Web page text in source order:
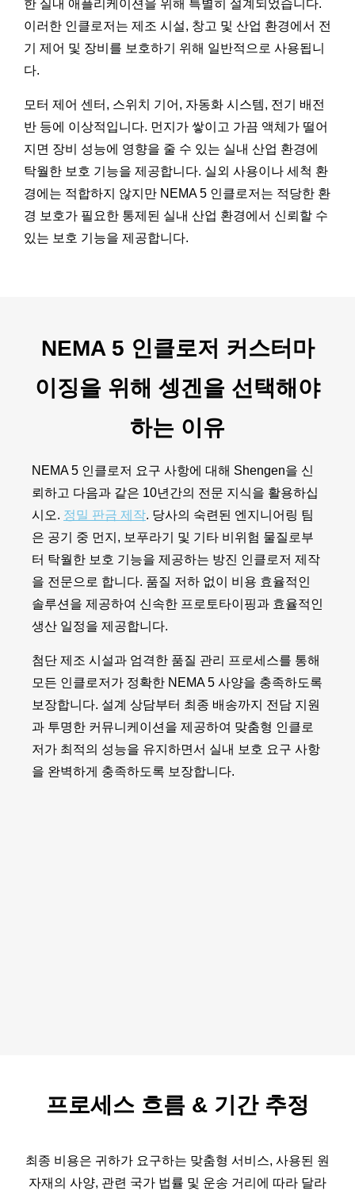
한 실내 애플리케이션을 위해 특별히 설계되었습니다.
이러한 인클로저는 제조 시설, 창고 및 산업 환경에서 전
기 제어 및 장비를 보호하기 위해 일반적으로 사용됩니
다.
모터 제어 센터, 스위치 기어, 자동화 시스템, 전기 배전
반 등에 이상적입니다. 먼지가 쌓이고 가끔 액체가 떨어
지면 장비 성능에 영향을 줄 수 있는 실내 산업 환경에
탁월한 보호 기능을 제공합니다. 실외 사용이나 세척 환
경에는 적합하지 않지만 NEMA 5 인클로저는 적당한 환
경 보호가 필요한 통제된 실내 산업 환경에서 신뢰할 수
있는 보호 기능을 제공합니다.
NEMA 5 인클로저 커스터마
이징을 위해 셍겐을 선택해야
하는 이유
NEMA 5 인클로저 요구 사항에 대해 Shengen을 신
뢰하고 다음과 같은 10년간의 전문 지식을 활용하십
시오. 정밀 판금 제작. 당사의 숙련된 엔지니어링 팀
은 공기 중 먼지, 보푸라기 및 기타 비위험 물질로부
터 탁월한 보호 기능을 제공하는 방진 인클로저 제작
을 전문으로 합니다. 품질 저하 없이 비용 효율적인
솔루션을 제공하여 신속한 프로토타이핑과 효율적인
생산 일정을 제공합니다.
첨단 제조 시설과 엄격한 품질 관리 프로세스를 통해
모든 인클로저가 정확한 NEMA 5 사양을 충족하도록
보장합니다. 설계 상담부터 최종 배송까지 전담 지원
과 투명한 커뮤니케이션을 제공하여 맞춤형 인클로
저가 최적의 성능을 유지하면서 실내 보호 요구 사항
을 완벽하게 충족하도록 보장합니다.
프로세스 흐름 & 기간 추정
최종 비용은 귀하가 요구하는 맞춤형 서비스, 사용된 원
자재의 사양, 관련 국가 법률 및 운송 거리에 따라 달라